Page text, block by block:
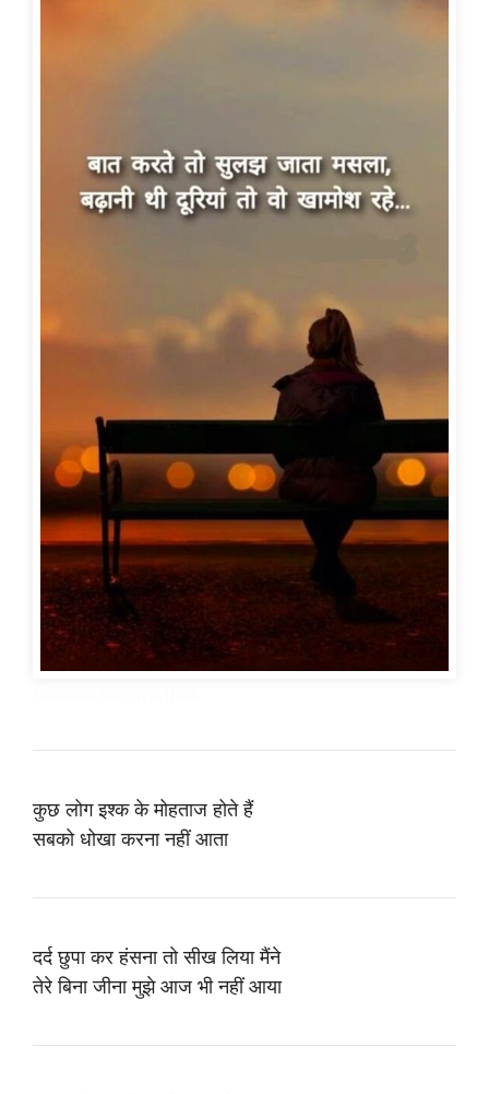
कुछ लोग इश्क के मोहताज होते हैं
सबको धोखा करना नहीं आता
दर्द छुपा कर हंसना तो सीख लिया मैंने
तेरे बिना जीना मुझे आज भी नहीं आया